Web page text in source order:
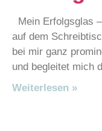
Mein Erfolgsglas
auf dem
bei mir ganz
und begleitet mich
Weiterlesen »